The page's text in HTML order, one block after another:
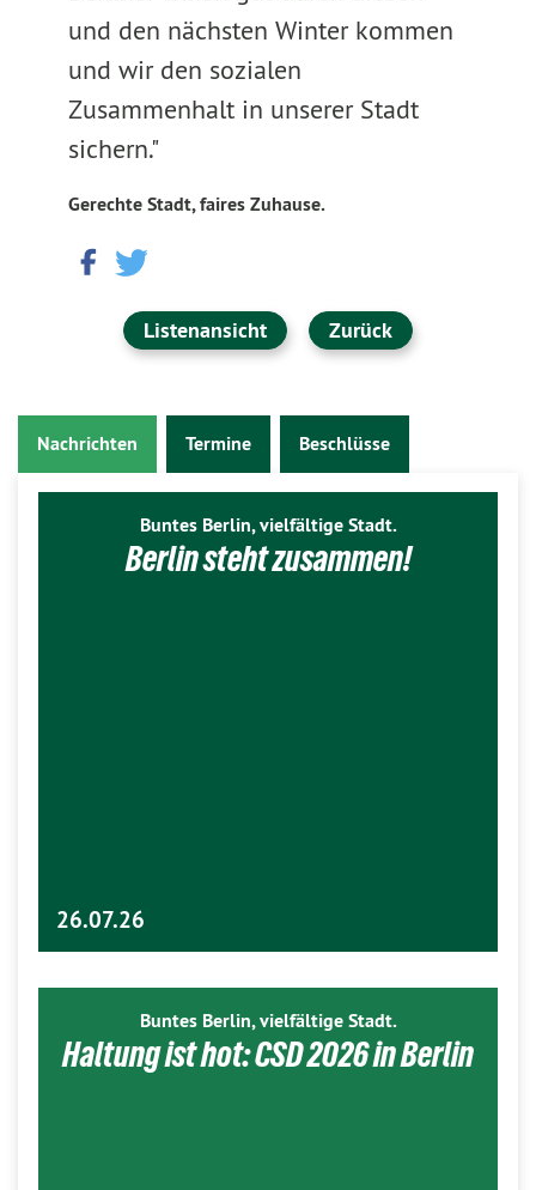
und den nächsten Winter kommen
und wir den sozialen
Zusammenhalt in unserer Stadt
sichern."
Gerechte Stadt, faires Zuhause.
Listenansicht Zurück
Nachrichten Termine Beschlüsse
Buntes Berlin, vielfältige Stadt.
Berlin steht zusammen!
26.07.26
Buntes Berlin, vielfältige Stadt.
Haltung ist hot: CSD 2026 in Berlin